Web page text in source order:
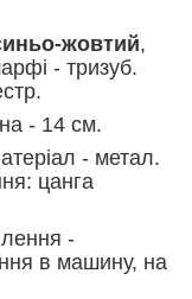
жовтий,
- тризуб.
- 14 см.
- метал.
цанга
-
в машину, на